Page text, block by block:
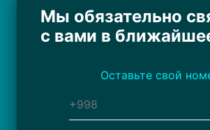
Мы обязательно
с вами в
Оставьте свой